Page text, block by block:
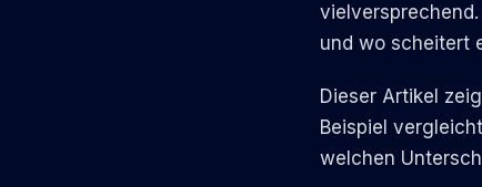
und wo scheitert
Dieser Artikel
Beispiel
welchen